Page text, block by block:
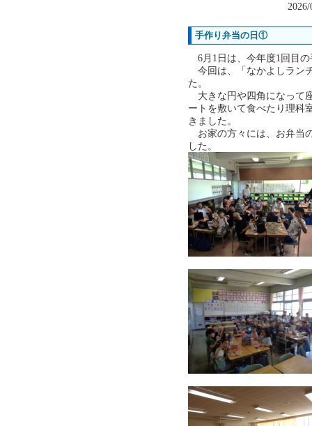
手作り弁当の日①
6月1日は、今年度1回目
今回は、「なかよしラン
た。
大きな円や四角になって
ートを敷いて食べたり理科
きました。
お家の方々には、お弁当
した。